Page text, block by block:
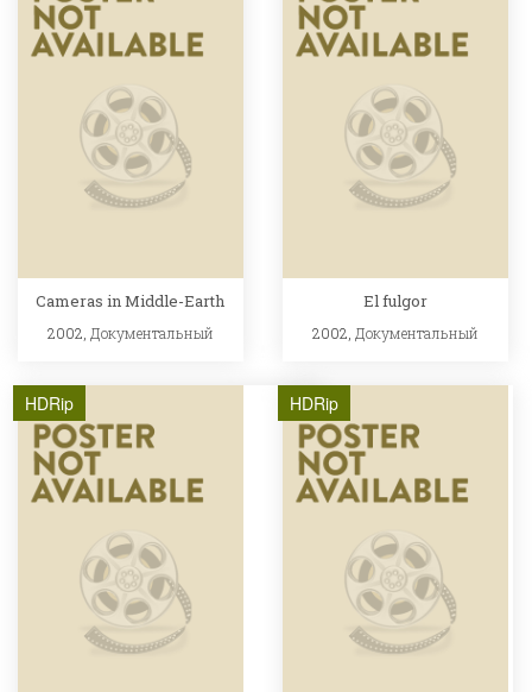
Cameras in Middle-Earth
2002, Документальный
El fulgor
2002,Документальный
HDRip HDRip